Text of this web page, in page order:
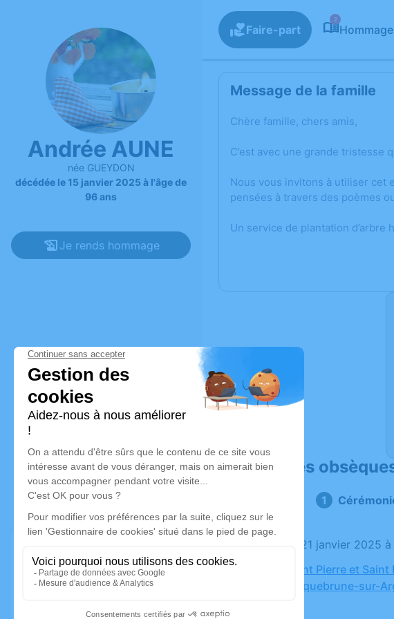
Andrée AUNE
née GUEYDON
décédée le 15 janvier 2025 à l'âge de
96 ans
Je rends hommage
Faire-part
2
Message de la famille
Chère famille, chers amis,
C’est avec une grande tristesse
Nous vous invitons à utiliser cet
pensées à travers des poèmes
Un service de plantation d’arbre
Déroulé des
Le mardi 21 janvier 2025
Église Saint Pierre et
83520 Roquebrune-sur-